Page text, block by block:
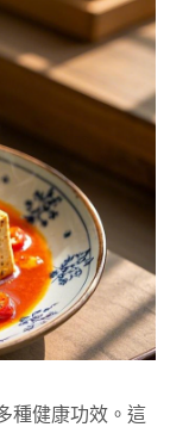
種健康功效。這